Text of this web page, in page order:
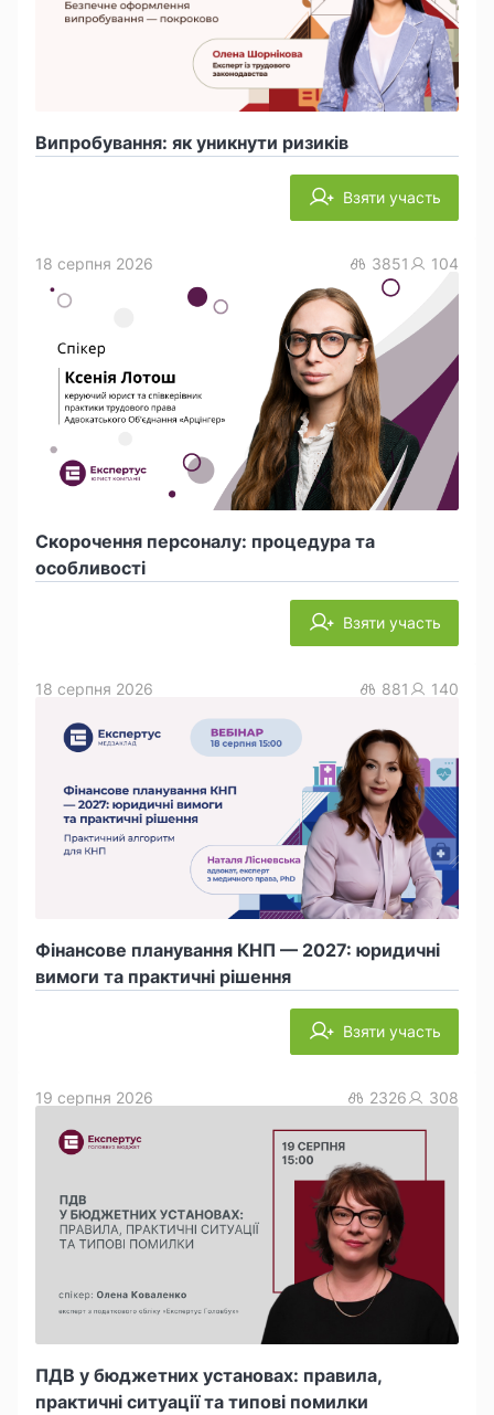
Випробування: як уникнути ризиків
Взяти участь
Скорочення персоналу: процедура та
особливості
18 серпня 2026 3851 104
Взяти участь
Фінансове планування КНП — 2027: юридичні
вимоги та практичні рішення
18 серпня 2026 881 140
Взяти участь
ПДВ у бюджетних установах: правила,
практичні ситуації та типові помилки
19 серпня 2026 2326 308